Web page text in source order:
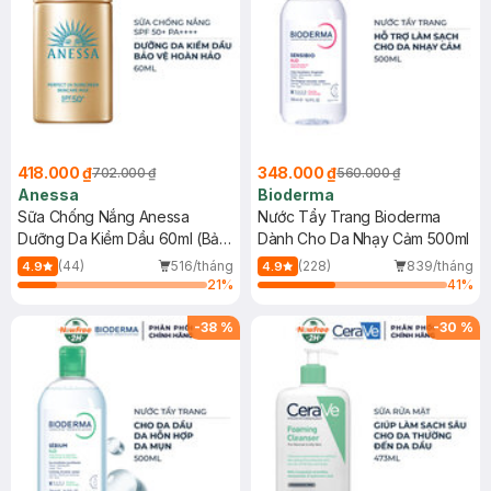
418.000 ₫702.000 ₫
Anessa
Sữa Chống Nắng Anessa
Dưỡng Da Kiềm Dầu 60ml (Bản
Mới)
4.9 (44)
516/tháng
21%
348.000 ₫560.000 ₫
Bioderma
Nước Tẩy Trang Bioderma
Dành Cho Da Nhạy Cảm 500ml
4.9 (228)
839/tháng
41%
-38 % -30 %